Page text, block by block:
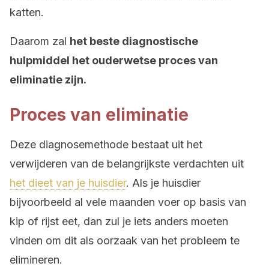
katten.
Daarom zal het beste diagnostische
hulpmiddel het ouderwetse proces van
eliminatie zijn.
Proces van eliminatie
Deze diagnosemethode bestaat uit het
verwijderen van de belangrijkste verdachten uit
het dieet van je huisdier. Als je huisdier
bijvoorbeeld al vele maanden voer op basis van
kip of rijst eet, dan zul je iets anders moeten
vinden om dit als oorzaak van het probleem te
elimineren.